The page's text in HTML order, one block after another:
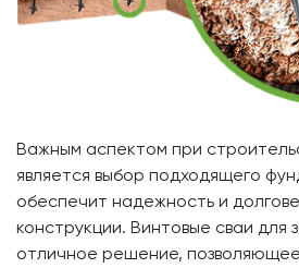
Важным аспектом при
является выбор подходящего
обеспечит надежность и
конструкции. Винтовые сваи для
отличное решение,